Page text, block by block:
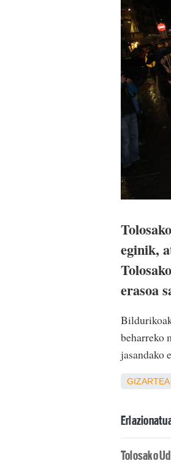
eginik,
erasoa
beharreko
jasandako
GIZARTEA
Tolosako